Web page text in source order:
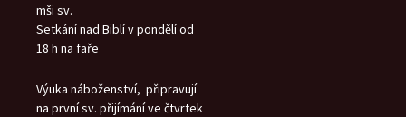
mši sv.
Setkání nad Biblí v pondělí od
18 h na faře
Výuka náboženství, připravují
na první sv. přijímání ve čtvrtek